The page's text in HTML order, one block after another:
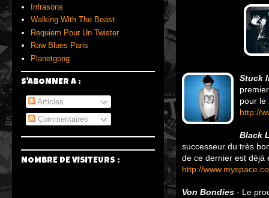
Stuck
pour le
http://
Black
successeur du très
de ce dernier est déjà
http://
Von Bondies - Le
Infrasons
Walking With The Beast
Requiem Pour Un Twister
Raw Blues Paris
Planetgong
S'ABONNER A :
Articles
Commentaires
NOMBRE DE VISITEURS :